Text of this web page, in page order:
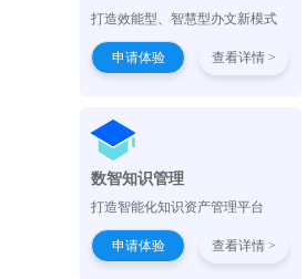
打造效能型、智慧型办文新模式
申请体验 查看详情 >
数智知识管理
打造智能化知识资产管理平台
申请体验 查看详情 >